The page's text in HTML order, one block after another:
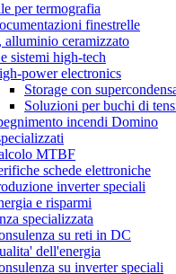
per termografia
finestrelle
alluminio ceramizzato
sistemi high-tech
power electronics
Storage con
Soluzioni per buchi di
incendi Domino
MTBF
schede elettroniche
inverter speciali
e risparmi
specializzata
su reti in DC
dell'energia
su inverter speciali